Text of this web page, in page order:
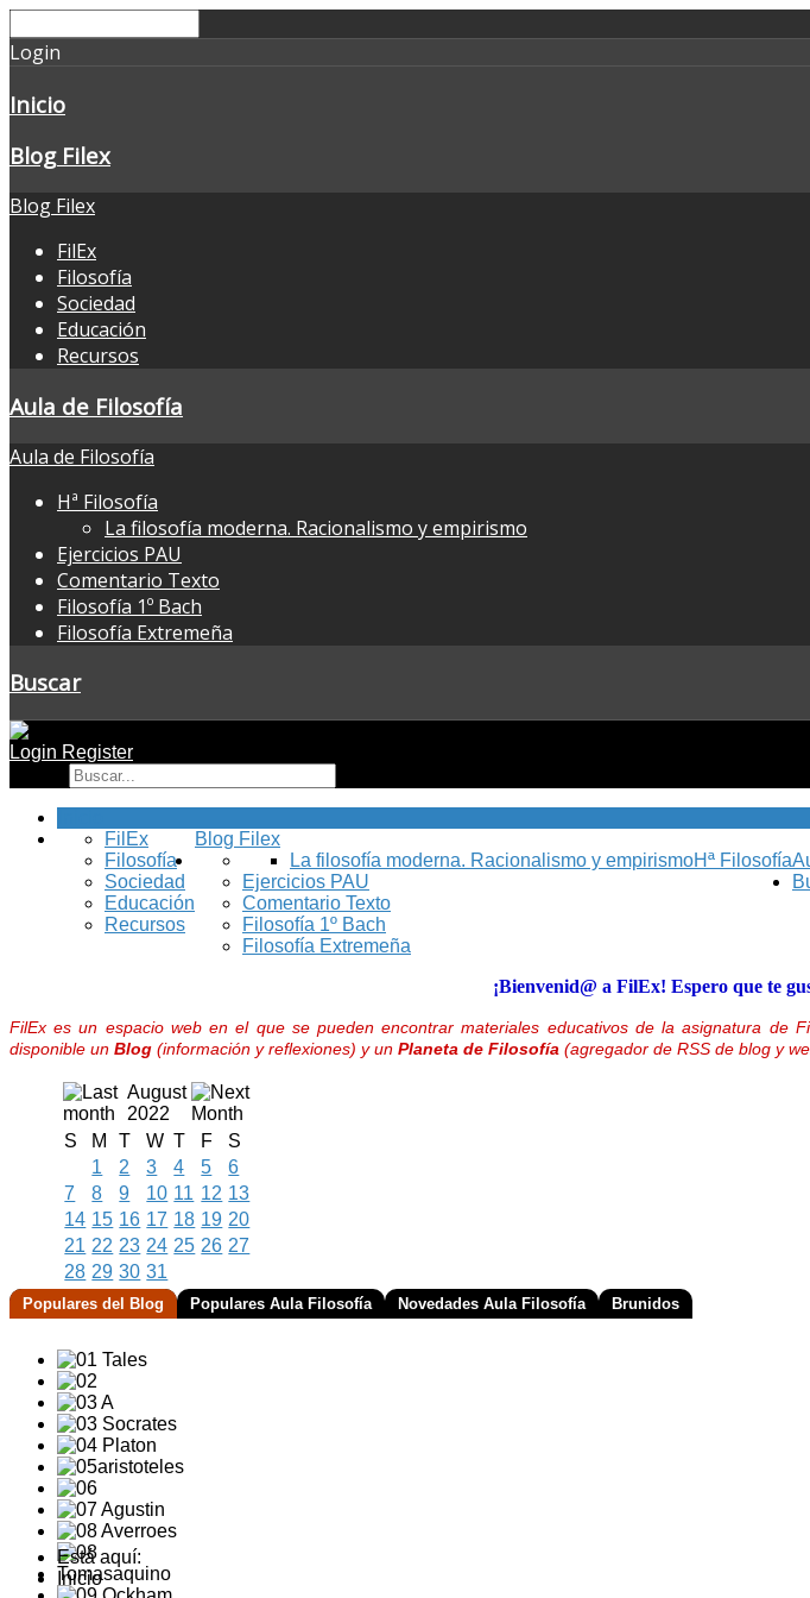
Login
Inicio
Blog Filex
Blog Filex
FilEx
Filosofía
Sociedad
Educación
Recursos
Aula de Filosofía
Aula de Filosofía
Hª Filosofía
La filosofía moderna. Racionalismo y empirismo
Ejercicios PAU
Comentario Texto
Filosofía 1º Bach
Filosofía Extremeña
Buscar
Login Register
Blog Filex
FilEx
Filosofía
Sociedad
Educación
Recursos
Hª Filosofía
La filosofía moderna. Racionalismo y empirismo
Ejercicios PAU
Comentario Texto
Filosofía 1º Bach
Filosofía Extremeña
¡Bienvenid@ a FilEx! Espero que te
FilEx es un espacio web en el que se pueden encontrar materiales educativos de la asignatura de
disponible un Blog (información y reflexiones) y un Planeta de Filosofía (agregador de RSS de blog y
August
2022
S
M T W T F
S
1
2 3 4 5
6
7
8 9 10 11 12 13
14 15 16 17 18 19 20
21 22 23 24 25 26 27
28 29 30 31
Populares del Blog Populares Aula Filosofía Novedades Aula Filosofía Brunidos
Está aquí:
Inicio